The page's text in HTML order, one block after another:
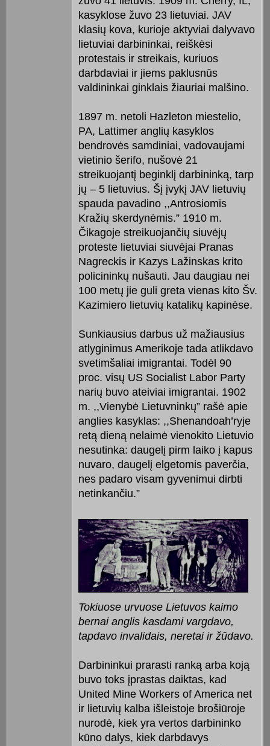
kasyklose žuvo 23 lietuviai. JAV
klasių kova, kurioje aktyviai dalyvavo
lietuviai darbininkai, reiškėsi
protestais ir streikais, kuriuos
darbdaviai ir jiems paklusnūs
valdininkai ginklais žiauriai malšino.
1897 m. netoli Hazleton miestelio,
PA, Lattimer anglių kasyklos
bendrovės samdiniai, vadovaujami
vietinio šerifo, nušovė 21
streikuojantį beginklį darbininką, tarp
jų – 5 lietuvius. Šį įvykį JAV lietuvių
spauda pavadino ,,Antrosiomis
Kražių skerdynėmis.” 1910 m.
Čikagoje streikuojančių siuvėjų
proteste lietuviai siuvėjai Pranas
Nagreckis ir Kazys Lažinskas krito
policininkų nušauti. Jau daugiau nei
100 metų jie guli greta vienas kito Šv.
Kazimiero lietuvių katalikų kapinėse.
Sunkiausius darbus už mažiausius
atlyginimus Amerikoje tada atlikdavo
svetimšaliai imigrantai. Todėl 90
proc. visų US Socialist Labor Party
narių buvo ateiviai imigrantai. 1902
m. ,,Vienybė Lietuvninkų” rašė apie
anglies kasyklas: ,,Shenandoah’ryje
retą dieną nelaimė vienokito Lietuvio
nesutinka: daugelį pirm laiko į kapus
nuvaro, daugelį elgetomis paverčia,
nes padaro visam gyvenimui dirbti
netinkančiu.”
Tokiuose urvuose Lietuvos kaimo
bernai anglis kasdami vargdavo,
tapdavo invalidais, neretai ir žūdavo.
Darbininkui prarasti ranką arba koją
buvo toks įprastas daiktas, kad
United Mine Workers of America net
ir lietuvių kalba išleistoje brošiūroje
nurodė, kiek yra vertos darbininko
kūno dalys, kiek darbdavys